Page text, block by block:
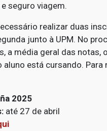
seguro viagem.
realizar duas
junto à UPM. No
a média geral das
aluno está cursando.
2025
até 27 de abril